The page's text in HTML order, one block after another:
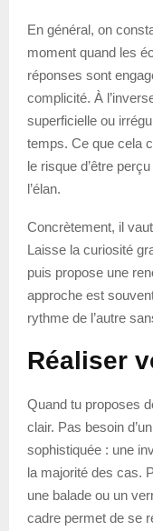
En général, on
moment quand les
réponses sont
complicité. À
superficielle ou
temps. Ce que cela
le risque d’être
l’élan.
Concrètement, il
Laisse la curiosité
puis propose une
approche est
rythme de l’autre
Réaliser
Quand tu proposes
clair. Pas besoin
sophistiquée : une
la majorité des cas.
une balade ou un
cadre permet de se